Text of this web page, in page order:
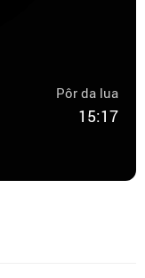
Pôr da lua
15:17